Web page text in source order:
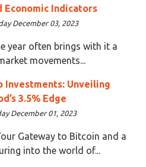
Economic Indicators
December 03, 2023
year often brings with it a
movements...
Investments: Unveiling
3.5% Edge
December 01, 2023
Gateway to Bitcoin and a
into the world of...